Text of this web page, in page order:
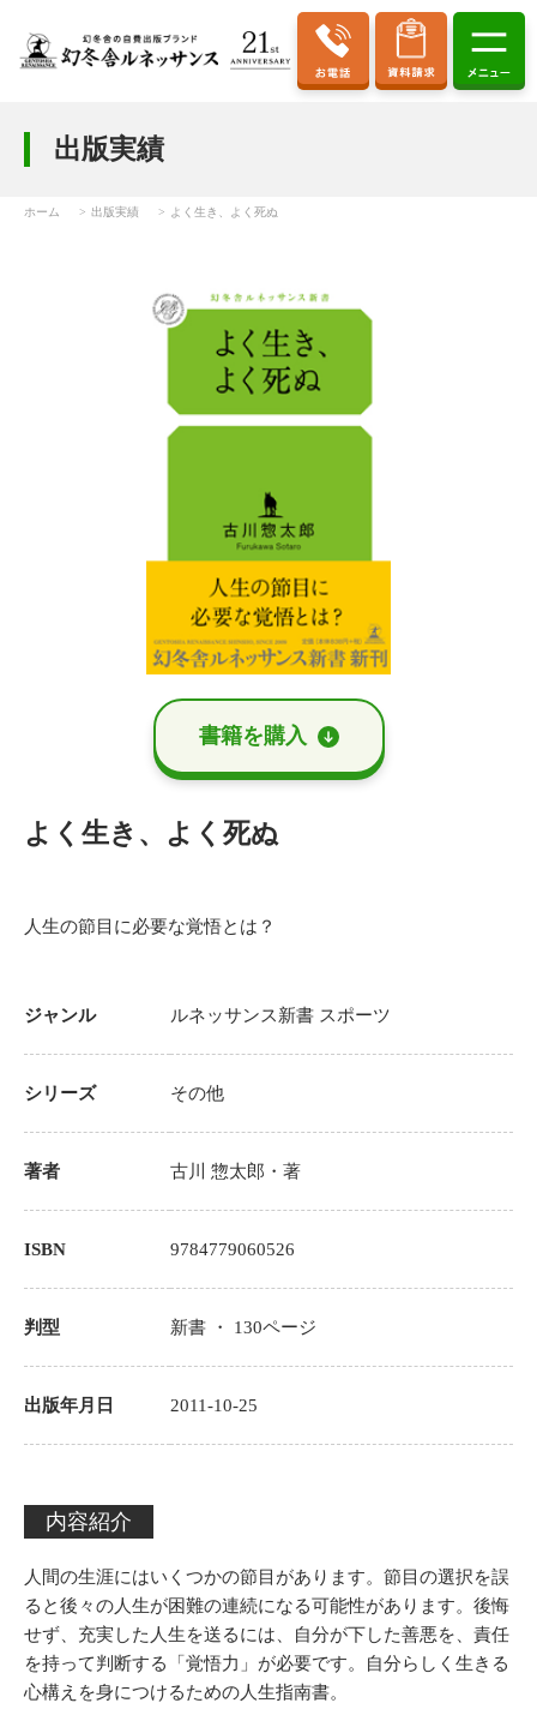
出版実績
ホーム 出版実績 よく生き、よく死ぬ
書籍を購⼊
よく生き、よく死ぬ
人生の節目に必要な覚悟とは？
ジャンル ルネッサンス新書 スポーツ
シリーズ その他
著者 古川 惣太郎 ・著
ISBN 9784779060526
判型 新書 ・ 130ページ
出版年月日 2011-10-25
内容紹介
人間の生涯にはいくつかの節目があります。節目の選択を誤
ると後々の人生が困難の連続になる可能性があります。後悔
せず、充実した人生を送るには、自分が下した善悪を、責任
を持って判断する「覚悟力」が必要です。自分らしく生きる
心構えを身につけるための人生指南書。